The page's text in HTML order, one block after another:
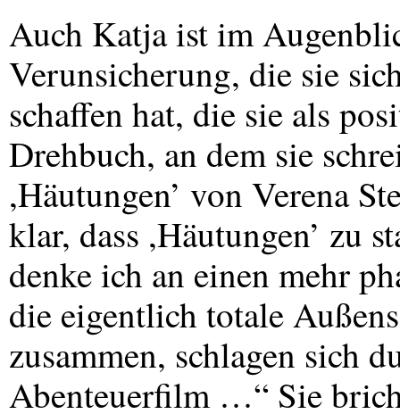
Auch Katja ist im
Verunsicherung, die sie
schaffen hat, die sie als
Drehbuch, an dem sie
,Häutungen’ von Verena
klar, dass ,Häutungen’ zu
denke ich an einen mehr
die eigentlich totale
zusammen, schlagen sich
Abenteuerfilm …“ Sie